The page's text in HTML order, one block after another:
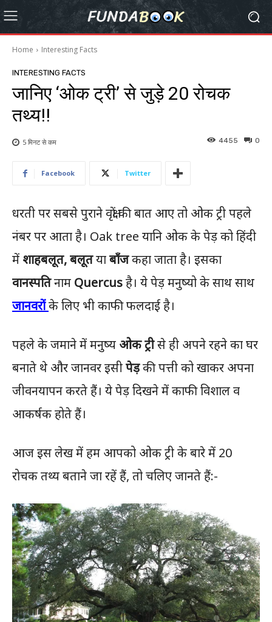
Home Interesting Facts
INTERESTING FACTS
जानिए ‘ओक ट्री’ से जुड़े 20 रोचक
तथ्य!!
0
4455
5 मिनट सेकम
Facebook Twitter
धरती पर सबसे पुराने वृक्षों की बात आए तो ओक ट्री पहले
नंबर पर आता है। Oak tree यानि ओक के पेड़ को हिंदी
में शाहबलूत, बलूतयाबाँजकहा जाता है। इसका
वानस्पतिनाम Quercusहै। ये पेड़ मनुष्यो के साथ साथ
जानवरोंके लिए भी काफी फलदाई है।
पहले के जमाने में मनुष्य ओक ट्रीसे ही अपने रहने का घर
बनाते थे और जानवर इसीपेड़की पत्ती को खाकर अपना
जीवनयापन करते हैं। ये पेड़ दिखने में काफी विशाल व
आकर्षक होते हैं।
आज इस लेख में हम आपको ओक ट्री के बारे में 20
रोचक तथ्य बताने जा रहें हैं, तो चलिए जानते हैं:-